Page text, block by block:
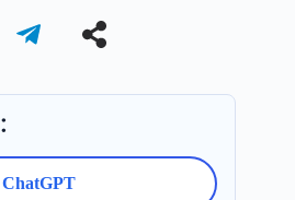
ChatGPT